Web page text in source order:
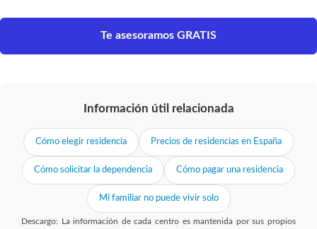
Te asesoramos GRATIS
Información útil relacionada
Cómo elegir residencia Precios de residencias en España
Cómo solicitar la dependencia Cómo pagar una residencia
Mi familiar no puede vivir solo
Descargo: La información de cada centro es mantenida por sus propios